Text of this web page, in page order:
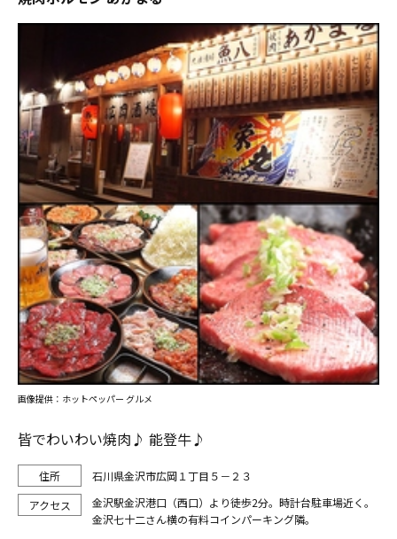
皆でわいわい焼肉♪ 能登牛♪
石川県金沢市広岡１丁目５－２３
金沢駅金沢港口（西口）より徒歩2分。時計台駐車場近く。
金沢七十二さん横の有料コインパーキング隣。
画像提供：ホットペッパー グルメ